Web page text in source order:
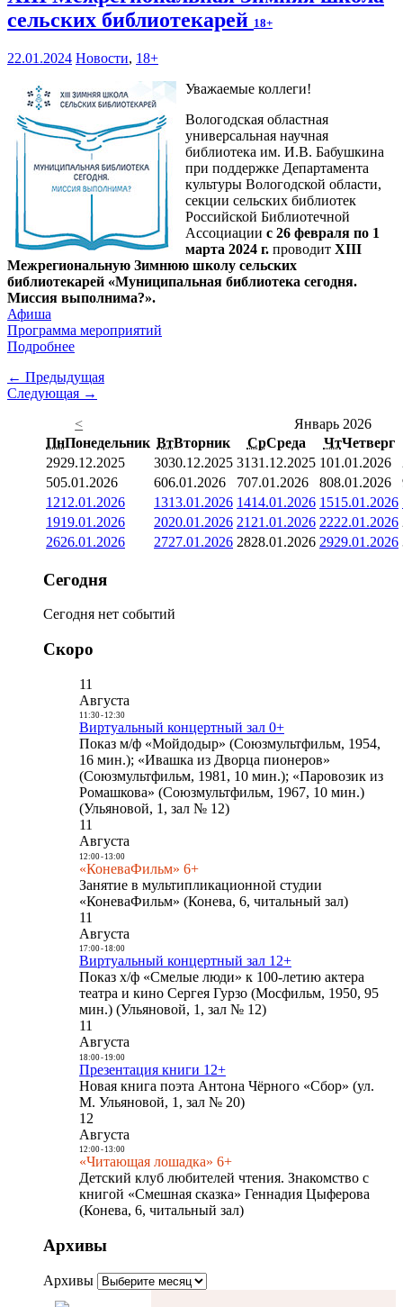
сельских библиотекарей 18+
22.01.2024 Новости, 18+
Уважаемые коллеги!
Вологодская областная
универсальная научная
библиотека им. И.В. Бабушкина
при поддержке Департамента
культуры Вологодской области,
секции сельских библиотек
Российской Библиотечной
Ассоциации с 26 февраля по 1
марта 2024 г. проводит XIII
Межрегиональную Зимнюю школу сельских
библиотекарей «Муниципальная библиотека сегодня.
Миссия выполнима?».
Афиша
Программа мероприятий
Подробнее
← Предыдущая
Следующая →
<
Январь 2026
ПнПонедельник ВтВторник СрСреда ЧтЧетверг
2929.12.2025 3030.12.2025 3131.12.2025 101.01.2026
505.01.2026 606.01.2026 707.01.2026 808.01.2026
1212.01.2026 1313.01.2026 1414.01.2026 1515.01.2026
1919.01.2026 2020.01.2026 21 21.01.2026 2222.01.2026
2626.01.2026 2727.01.2026 2828.01.2026 2929.01.2026
Сегодня
Сегодня нет событий
Скоро
11
Августа
11:30- 12:30
Виртуальный концертный зал 0+
Показ м/ф «Мойдодыр» (Союзмультфильм, 1954,
16 мин.); «Ивашка из Дворца пионеров»
(Союзмультфильм, 1981, 10 мин.); «Паровозик из
Ромашкова» (Союзмультфильм, 1967, 10 мин.)
(Ульяновой, 1, зал № 12)
11
Августа
12:00- 13:00
«КоневаФильм» 6+
Занятие в мультипликационной студии
«КоневаФильм» (Конева, 6, читальный зал)
11
Августа
17:00- 18:00
Виртуальный концертный зал 12+
Показ х/ф «Смелые люди» к 100-летию актера
театра и кино Сергея Гурзо (Мосфильм, 1950, 95
мин.) (Ульяновой, 1, зал № 12)
11
Августа
18:00- 19:00
Презентация книги 12+
Новая книга поэта Антона Чёрного «Сбор» (ул.
М. Ульяновой, 1, зал № 20)
12
Августа
12:00- 13:00
«Читающая лошадка» 6+
Детский клуб любителей чтения. Знакомство с
книгой «Смешная сказка» Геннадия Цыферова
(Конева, 6, читальный зал)
Архивы
Архивы